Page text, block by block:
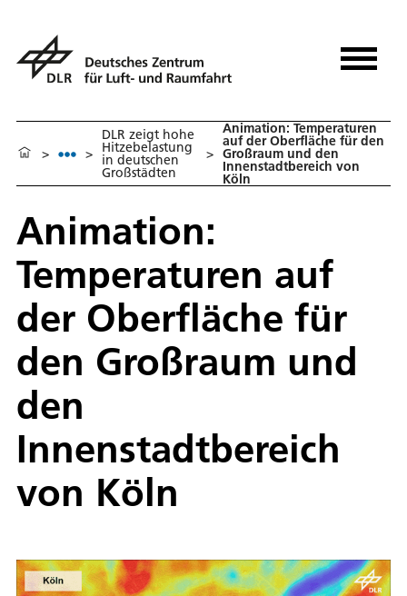
> >
DLR zeigt hohe
Hitzebelastung
in deutschen
Großstädten
>
Animation: Temperaturen
auf der Oberfläche für den
Großraum und den
Innenstadtbereich von
Köln
Animation:
Temperaturen auf
der Oberfläche für
den Großraum und
den
Innenstadtbereich
von Köln